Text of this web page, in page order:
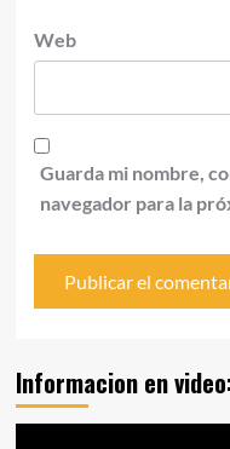
Web
Guarda mi nombre,
navegador para la
Informacion en